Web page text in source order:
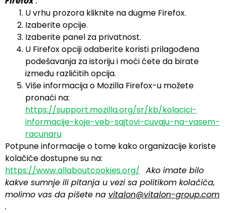
U vrhu prozora kliknite na dugme Firefox.
Izaberite opcije.
Izaberite panel za privatnost.
U Firefox opciji odaberite koristi prilagođena
podešavanja za istoriju i moći ćete da birate
između različitih opcija.
Više informacija o Mozilla Firefox-u možete
pronaći na:
https://support.mozilla.org/sr/kb/kolacici-
informacije-koje-veb-sajtovi-cuvaju-na-vasem-
racunaru
Potpune informacije o tome kako organizacije koriste
kolačiće dostupne su na:
https://www.allaboutcookies.org/ Ako imate bilo
kakve sumnje ili pitanja u vezi sa politikom kolačića,
molimo vas da pišete na vitalon@vitalon-group.com
.